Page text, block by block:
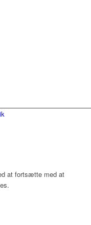
at fortsætte med at